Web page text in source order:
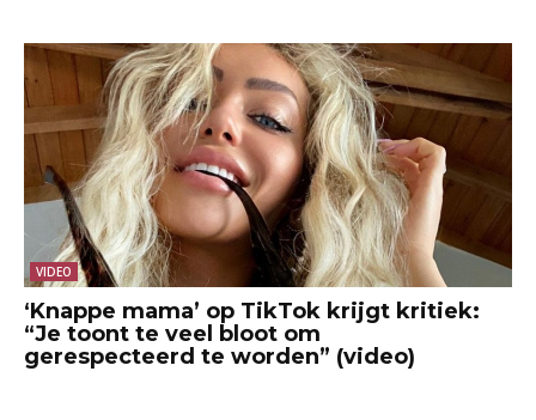
VIDEO
‘Knappe mama’ op TikTok krijgt kritiek:
“Je toont te veel bloot om
gerespecteerd te worden” (video)